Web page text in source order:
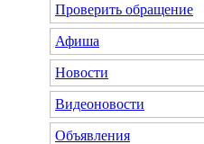
Проверить обращение
Афиша
Новости
Видеоновости
Объявления